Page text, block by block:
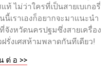
ท้ ไม่ว่าใครที่เป็นสายเบเกอรี่
เราเองก็อยากจะมาแนะนำ
จังหวัดนครปฐมซึ่งสายเครื่อง
รั่งเศสห้ามพลาดกันทีเดียว!
ต่ อ >>